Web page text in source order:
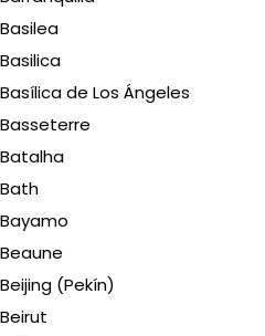
Basilea
Basilica
Basílica de Los Ángeles
Basseterre
Batalha
Bath
Bayamo
Beaune
Beijing (Pekín)
Beirut